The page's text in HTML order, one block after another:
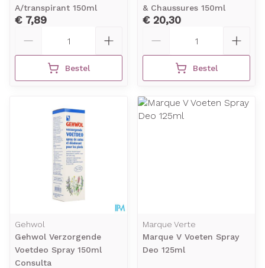
A/transpirant 150ml
€ 7,89
Bestel
& Chaussures 150ml
€ 20,30
Bestel
Gehwol
Gehwol Verzorgende
Voetdeo Spray 150ml
Consulta
Marque Verte
Marque V Voeten Spray
Deo 125ml